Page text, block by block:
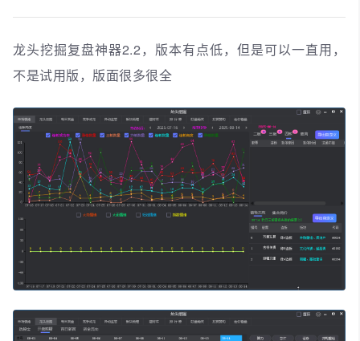
龙头挖掘复盘神器2.2，版本有点低，但是可以一直用，
不是试用版，版面很多很全